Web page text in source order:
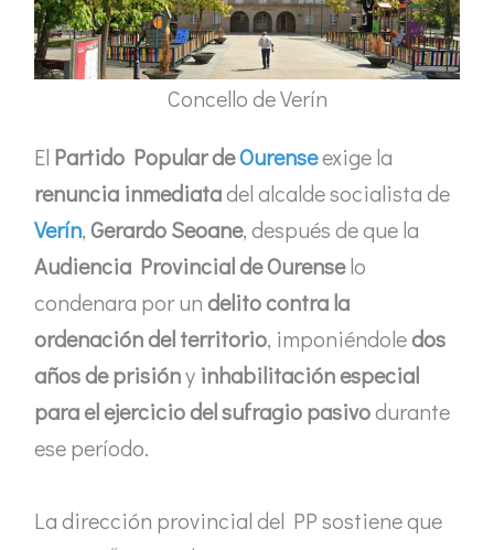
Concello de Verín
El Partido Popular deOurenseexige la
renuncia inmediatadel alcalde socialista de
Verín,Gerardo Seoane, después de que la
Audiencia Provincial de Ourenselo
condenara por undelito contra la
ordenación del territorio, imponiéndoledos
años de prisióny inhabilitación especial
para el ejercicio del sufragio pasivodurante
ese período.
La dirección provincial del PP sostiene que